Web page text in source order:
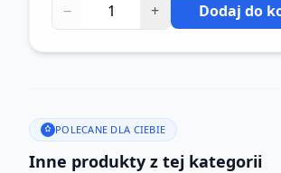
− + Dodaj do
POLECANE DLA CIEBIE
Inne produkty z tej kategorii